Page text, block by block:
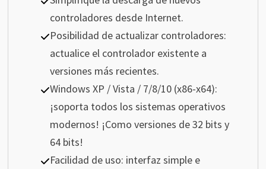
controladores desde Internet.
Posibilidad de actualizar controladores:
actualice el controlador existente a
versiones más recientes.
Windows XP / Vista / 7/8/10 (x86-x64):
¡soporta todos los sistemas operativos
modernos! ¡Como versiones de 32 bits y
64 bits!
Facilidad de uso: interfaz simple e